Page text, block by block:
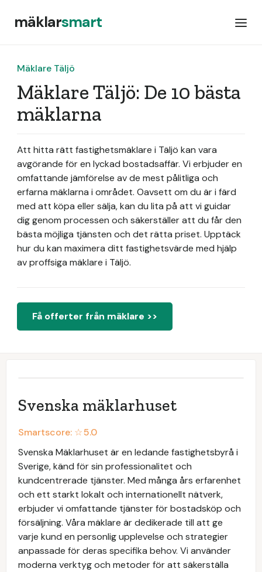
mäklarsmart
Mäklare Täljö
Mäklare Täljö: De 10 bästa
mäklarna
Att hitta rätt fastighetsmäklare i Täljö kan vara
avgörande för en lyckad bostadsaffär. Vi erbjuder en
omfattande jämförelse av de mest pålitliga och
erfarna mäklarna i området. Oavsett om du är i färd
med att köpa eller sälja, kan du lita på att vi guidar
dig genom processen och säkerställer att du får den
bästa möjliga tjänsten och det rätta priset. Upptäck
hur du kan maximera ditt fastighetsvärde med hjälp
av proffsiga mäklare i Täljö.
Få offerter från mäklare >>
Svenska mäklarhuset
Smartscore: ☆5.0
Svenska Mäklarhuset är en ledande fastighetsbyrå i
Sverige, känd för sin professionalitet och
kundcentrerade tjänster. Med många års erfarenhet
och ett starkt lokalt och internationellt nätverk,
erbjuder vi omfattande tjänster för bostadsköp och
försäljning. Våra mäklare är dedikerade till att ge
varje kund en personlig upplevelse och strategier
anpassade för deras specifika behov. Vi använder
moderna verktyg och metoder för att säkerställa